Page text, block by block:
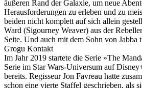
äußeren Rand der Galaxie, um neue
Herausforderungen zu erleben und zu
beiden nicht komplett auf sich allein
Ward (Sigourney Weaver) aus der
Seite. Und auch mit dem Sohn von Jabba
Grogu Kontakt
Im Jahr 2019 startete die Serie »The
Serie im Star Wars-Universum auf
bereits. Regisseur Jon Favreau hatte
schon eine vierte Staffel geschrieben, als